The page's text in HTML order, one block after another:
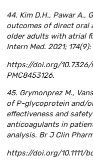
44. Kim D.H., Pawar A.,
outcomes of direct oral
older adults with atrial
Intern Med. 2021; 174(9):
https://doi.org/10.7326/
PMC8453126.
45. Grymonprez M.,
of P-glycoprotein and/
effectiveness and
anticoagulants in
analysis. Br J Clin
https://doi.org/10.1111/